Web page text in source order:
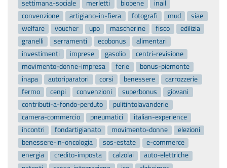
settimana-sociale
merletti biobene
inail
convenzione
artigiano-in-fiera fotografi mud
siae
welfare
voucher upo mascherine fisco
edilizia
granelli
serramenti ecobonus
alimentari
investimenti
imprese gasolio
centri-revisione
movimento-donne-impresa
ferie
bonus-piemonte
inapa
autoriparatori corsi benessere
carrozzerie
fermo
cenpi convenzioni superbonus
giovani
contributi-a-fondo-perduto
pulitintolavanderie
camera-commercio
pneumatici
italian-experience
incontri
fondartigianato movimento-donne
elezioni
benessere-in-oncologia
sos-estate
e-commerce
energia
credito-imposta calzolai
auto-elettriche